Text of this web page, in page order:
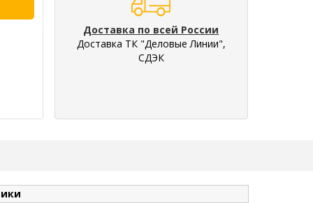
Доставка по всей России
Доставка ТК "Деловые Линии",
СДЭК